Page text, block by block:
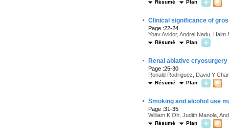
Résumé Plan
· Clinical significance of
Page :22-24
Yoav Avidor, Andrei Nadu, Haim
Résumé Plan
· Renal ablative
Page :25-30
Ronald Rodriguez, David Y
Résumé Plan
· Smoking and alcohol use
Page :31-35
William K Oh, Judith Manola,
Résumé Plan